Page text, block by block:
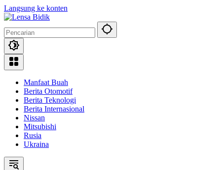
Langsung ke konten
Manfaat Buah
Berita Otomotif
Berita Teknologi
Berita Internasional
Nissan
Mitsubishi
Rusia
Ukraina